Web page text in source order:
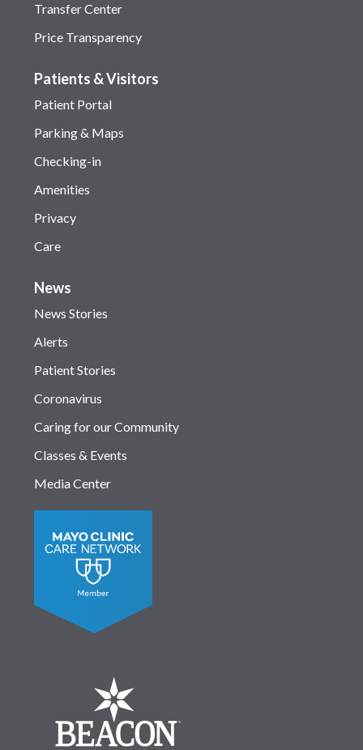
Transfer Center
Price Transparency
Patients & Visitors
Patient Portal
Parking & Maps
Checking-in
Amenities
Privacy
Care
News
News Stories
Alerts
Patient Stories
Coronavirus
Caring for our Community
Classes & Events
Media Center